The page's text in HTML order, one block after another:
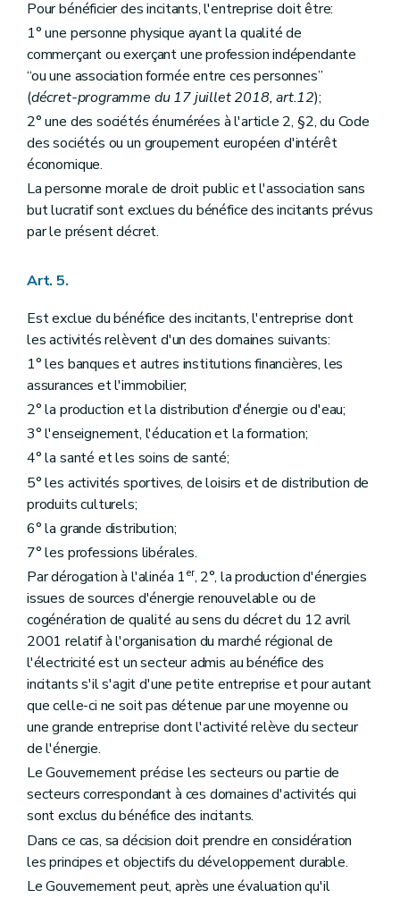
Pour bénéficier des incitants, l'entreprise doit être:
1° une personne physique ayant la qualité de
commerçant ou exerçant une profession indépendante
“ou une association formée entre ces personnes”
(décret-programme du 17 juillet 2018, art.12);
2° une des sociétés énumérées à l'article 2, §2, du Code
des sociétés ou un groupement européen d'intérêt
économique.
La personne morale de droit public et l'association sans
but lucratif sont exclues du bénéfice des incitants prévus
par le présent décret.
Art. 5.
Est exclue du bénéfice des incitants, l'entreprise dont
les activités relèvent d'un des domaines suivants:
1° les banques et autres institutions financières, les
assurances et l'immobilier;
2° la production et la distribution d'énergie ou d'eau;
3° l'enseignement, l'éducation et la formation;
4° la santé et les soins de santé;
5° les activités sportives, de loisirs et de distribution de
produits culturels;
6° la grande distribution;
7° les professions libérales.
Par dérogation à l'alinéa 1er, 2°, la production d'énergies
issues de sources d'énergie renouvelable ou de
cogénération de qualité au sens du décret du 12 avril
2001 relatif à l'organisation du marché régional de
l'électricité est un secteur admis au bénéfice des
incitants s'il s'agit d'une petite entreprise et pour autant
que celle-ci ne soit pas détenue par une moyenne ou
une grande entreprise dont l'activité relève du secteur
de l'énergie.
Le Gouvernement précise les secteurs ou partie de
secteurs correspondant à ces domaines d'activités qui
sont exclus du bénéfice des incitants.
Dans ce cas, sa décision doit prendre en considération
les principes et objectifs du développement durable.
Le Gouvernement peut, après une évaluation qu'il